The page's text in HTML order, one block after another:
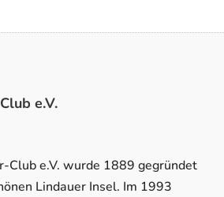
e.V.
Club e.V. wurde 1889 gegründet
Lindauer Insel. Im 1993